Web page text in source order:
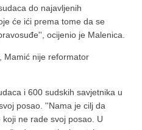
do najavljenih
će ići prema tome da se
ocijenio je Malenica.
Mamić nije reformator
i 600 sudskih savjetnika u
posao. ''Nama je cilj da
ne rade svoj posao. U